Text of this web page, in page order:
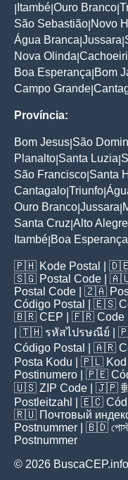
Itambé Ouro Branco
São Sebastião Novo
Água Branca Jussara
Nova Olinda
Boa Esperança Bom
Campo Grande
Província:
Bom Jesus São
Planalto Santa Luzia
São Francisco Santa
Cantagalo Triunfo
Ouro Branco Jussara
Santa Cruz Alto Alegre
Itambé Boa Esperança
🇵🇭 Kode Postal |
🇸🇬 Postal Code |
Postal Code | 🇿🇦
Código Postal
| 🇪🇸
🇧🇷 CEP | 🇫🇷 Code
| 🇹🇭 รหัสไปรษณีย์ |
Código Postal
| 🇦🇷
Posta Kodu | 🇵🇱
Postinumero | 🇵🇪
🇺🇸 ZIP Code | 🇯🇵
Postleitzahl
| 🇪🇨
🇷🇺 Почтовый
Postnummer | 🇧🇩
Postnummer
© 2026 BuscaCEP.info